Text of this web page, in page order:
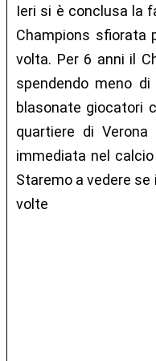
Ieri si è conclusa la
Champions sfiorata
volta. Per 6 anni il
spendendo meno
blasonate giocatori
quartiere di
immediata nel
Staremo a vedere
volte